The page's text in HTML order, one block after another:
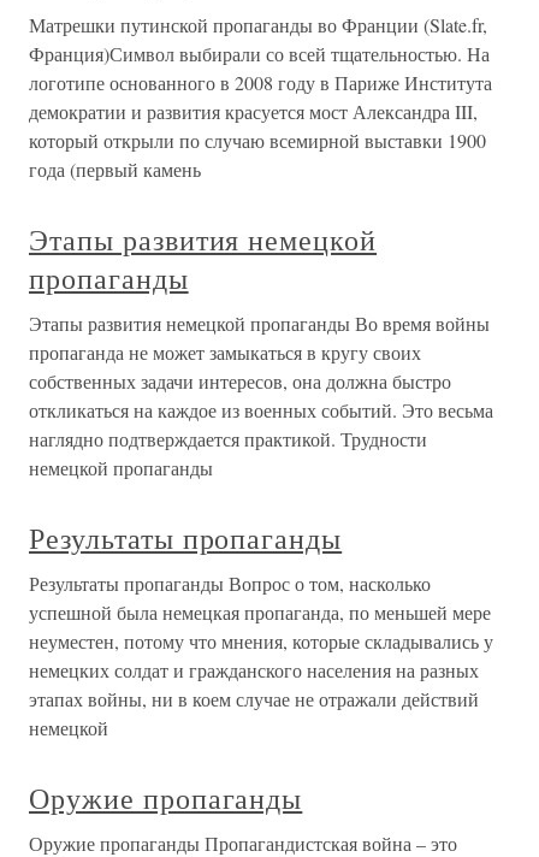
Матрешки путинской пропаганды во Франции (Slate.fr,
Франция)Символ выбирали со всей тщательностью. На
логотипе основанного в 2008 году в Париже Института
демократии и развития красуется мост Александра III,
который открыли по случаю всемирной выставки 1900
года (первый камень
Этапы развития немецкой
пропаганды
Этапы развития немецкой пропаганды Во время войны
пропаганда не может замыкаться в кругу своих
собственных задачи интересов, она должна быстро
откликаться на каждое из военных событий. Это весьма
наглядно подтверждается практикой. Трудности
немецкой пропаганды
Результаты пропаганды
Результаты пропаганды Вопрос о том, насколько
успешной была немецкая пропаганда, по меньшей мере
неуместен, потому что мнения, которые складывались у
немецких солдат и гражданского населения на разных
этапах войны, ни в коем случае не отражали действий
немецкой
Оружие пропаганды
Оружие пропаганды Пропагандистская война – это